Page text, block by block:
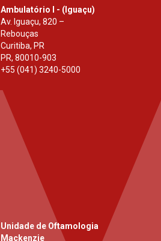
Ambulatório I - (Iguaçu)
Av. Iguaçu, 820 –
Rebouças
Curitiba, PR
PR, 80010-903
+55 (041) 3240-5000
Unidade de Oftamologia
Mackenzie